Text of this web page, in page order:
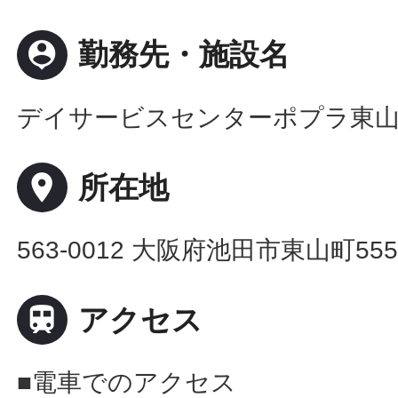
person_pin 勤務先・施設名
デイサービスセンターポプラ東
place 所在地
563-0012 大阪府池田市東山町
 アクセス
■電車でのアクセス